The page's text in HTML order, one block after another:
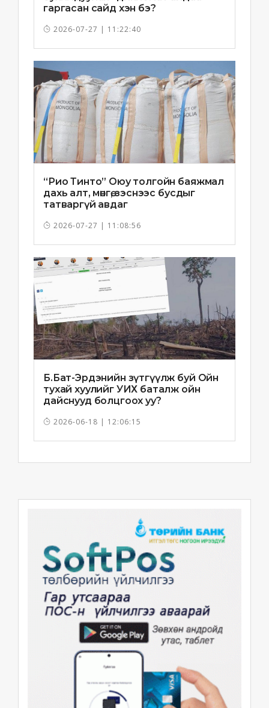
гаргасан сайд хэн бэ?
2026-07-27 | 11:22:40
“Рио Тинто” Оюу толгойн баяжмал
дахь алт, мөнгө, зэснээс бусдыг
татваргүй авдаг
2026-07-27 | 11:08:56
Б.Бат-Эрдэнийн зүтгүүлж буй Ойн
тухай хуулийг УИХ баталж ойн
дайснууд болцгоох уу?
2026-06-18 | 12:06:15